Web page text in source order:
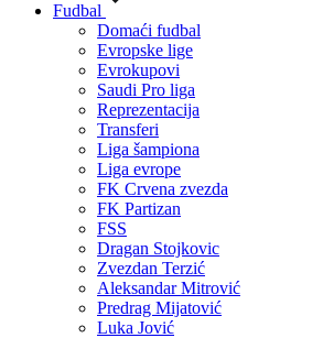
Fudbal
Domaći fudbal
Evropske lige
Evrokupovi
Saudi Pro liga
Reprezentacija
Transferi
Liga šampiona
Liga evrope
FK Crvena zvezda
FK Partizan
FSS
Dragan Stojkovic
Zvezdan Terzić
Aleksandar Mitrović
Predrag Mijatović
Luka Jović